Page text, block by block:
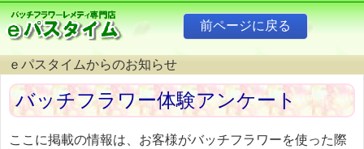
ｅパスタイムからのお知らせ
バッチフラワー体験アンケート
ここに掲載の情報は、お客様がバッチフラワーを使った際